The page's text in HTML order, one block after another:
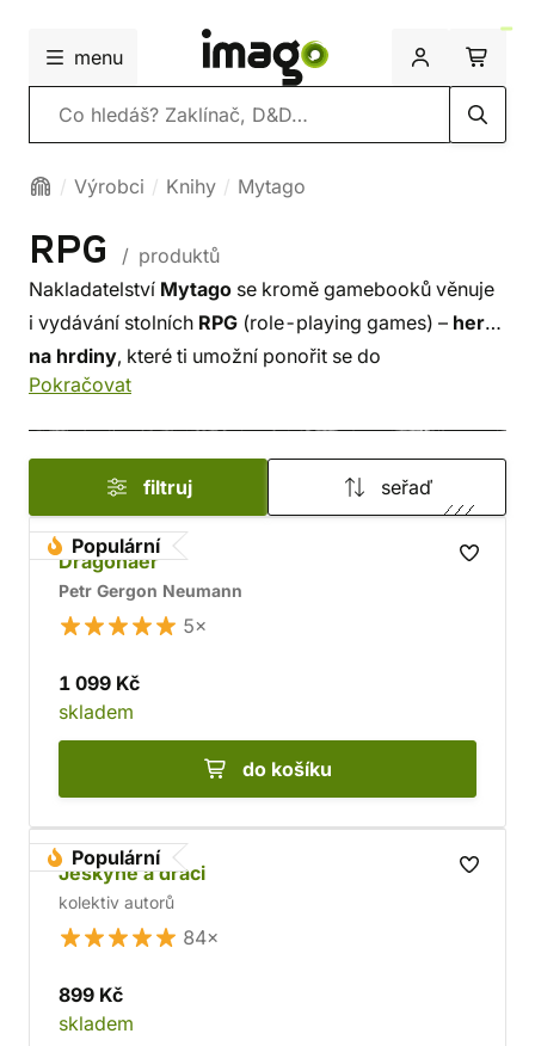
menu
Vyhledávání
Výrobci Knihy Mytago
RPG
/ produktů
Nakladatelství Mytago se kromě gamebooků věnuje
i vydávání stolních RPG (role-playing games) – her
na hrdiny, které ti umožní ponořit se do
propracovaných světů, vytvářet vlastní postavy
Pokračovat
filtruj seřaď
Populární
Dragonaer
Petr Gergon Neumann
5×
1 099 Kč
skladem
do košíku
Populární
Jeskyně a draci
kolektiv autorů
84×
899 Kč
skladem